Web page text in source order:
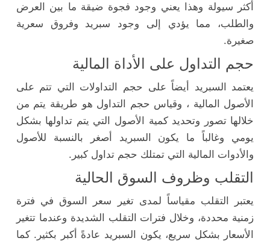
أكثر سيولة وهذا يعني وجود فجوة ضيقة ما بين العرض
والطلب، مما يؤدي إلى وجود سبريد وفروق سعرية
صغيرة.
حجم التداول على الأداة المالية
يعتمد السبريد أيضاً على حجم التداولات التي تتم على
الأصول المالية ، وقياس حجم التداول هو طريقة يتم من
خلالها تصور وتحديد كمية الأصول التي يتم تداولها بشكل
يومي وغالباً ما يكون السبريد أصغر بالنسبة للأصول
والأدوات المالية التي تمتلك حجم تداول كبير.
التقلب وظروف السوق الحالية
يعتبر التقلب مقياساً لمدى تغير سعر السوق في فترة
زمنية محددة، وخلال فترات التقلب الشديدة وعندما تتغير
الأسعار بشكل سريع، يكون السبريد عادةً أكبر بكثير. كما